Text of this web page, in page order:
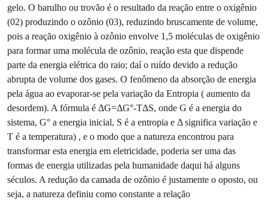
gelo. O barulho ou trovão é o resultado da reação entre o oxigênio
(02) produzindo o ozônio (03), reduzindo bruscamente de volume,
pois a reação oxigênio à ozônio envolve 1,5 moléculas de oxigênio
para formar uma molécula de ozônio, reação esta que dispende
parte da energia elétrica do raio; daí o ruído devido a redução
abrupta de volume dos gases. O fenômeno da absorção de energia
pela água ao evaporar-se pela variação da Entropia ( aumento da
desordem). A fórmula é ΔG=ΔG°-TΔS, onde G é a energia do
sistema, G° a energia inicial, S é a entropia e Δ significa variação e
T é a temperatura) , e o modo que a natureza encontrou para
transformar esta energia em eletricidade, poderia ser uma das
formas de energia utilizadas pela humanidade daqui há alguns
séculos. A redução da camada de ozônio é justamente o oposto, ou
seja, a natureza definiu como constante a relação